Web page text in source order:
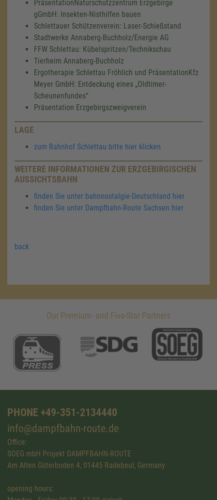
PräsentationNaturschutzzentrum Erzgebirge
gGmbH: Insekten-Nisthilfen bauen
Schlettauer Schützenverein: Laser-Schießstand
Stadtwerke Annaberg-Buchholz/Energie AG
FFW Schlettau: Kübelspritzen/Technikschau
Tierheim Annaberg-Buchholz
Ergotherapie Schlettau Fröhlich und PräsentationKfz
Meyer GmbH: Entdeckung eines „Oldtimer-
Scheunenfundes“
Präsentation Erzgebirgszweigverein
LAGE
zum Bahnhof Schlettau bitte hier klicken
WEITERE INFORMATIONEN ZUR ERZGEBIRGISCHEN
AUSSICHTSBAHN
finden Sie unter bahnnostalgie-Deutschland hier
finden Sie unter Dampfbahn-Route Sachsen hier
back
Our Premium- and Five-Star Partners
PHONE +49-351-2134440
info@dampfbahn-route.de
Office:
SOEG mbH Projekt DAMPFBAHN-ROUTE
Am Alten Güterboden 4, 01445 Radebeul, Germany
opening hours: